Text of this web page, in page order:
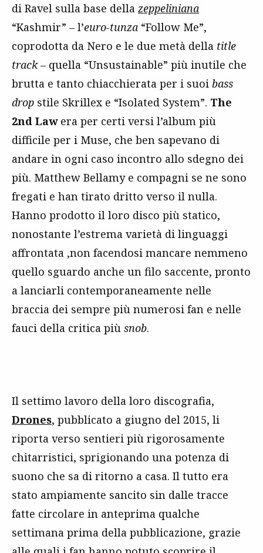
di Ravel sulla base della zeppeliniana
“Kashmir” – l’euro-tunza “Follow Me”,
coprodotta da Nero e le due metà della title
track– quella “Unsustainable” più inutile che
brutta e tanto chiacchierata per i suoi bass
drop stile Skrillex e “Isolated System”. The
2nd Lawera per certi versi l’album più
difficile per i Muse, che ben sapevano di
andare in ogni caso incontro allo sdegno dei
più. Matthew Bellamy e compagni se ne sono
fregati e han tirato dritto verso il nulla.
Hanno prodotto il loro disco più statico,
nonostante l’estrema varietà di linguaggi
affrontata ,non facendosi mancare nemmeno
quello sguardo anche un filo saccente, pronto
a lanciarli contemporaneamente nelle
braccia dei sempre più numerosi fan e nelle
fauci della critica più snob.
Il settimo lavoro della loro discografia,
Drones, pubblicato a giugno del 2015, li
riporta verso sentieri più rigorosamente
chitarristici, sprigionando una potenza di
suono che sa di ritorno a casa. Il tutto era
stato ampiamente sancito sin dalle tracce
fatte circolare in anteprima qualche
settimana prima della pubblicazione, grazie